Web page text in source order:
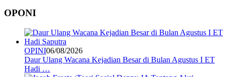
OPONI
OPINI06/08/2026
Daur Ulang Wacana Kejadian Besar di Bulan Agustus I ET
Hadi …